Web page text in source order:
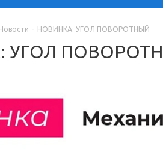
Новости - НОВИНКА: УГОЛ ПОВОРОТНЫЙ
УГОЛ